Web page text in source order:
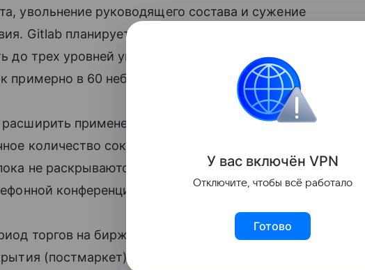
увольнение руководящего состава и сужение
Gitlab планирует сократить количество стран
до трех уровней управления и реорганизовать отдел
примерно в 60 небольших команд.
применение искусственного интеллекта во
количество сокращаемых рабочих мест и ожидаемые
не раскрываются, однако подробная информация
конференции по
доходам2 июня.
торгов на бирже, который проходит до открытия
(постмаркет) основной торговой сессии. В это
У вас включён VPN
Отключите, чтобы всё работало
Готово